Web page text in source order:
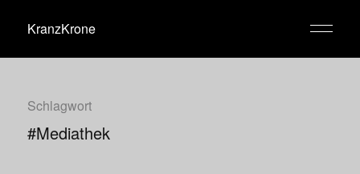
KranzKrone
Schlagwort
#Mediathek